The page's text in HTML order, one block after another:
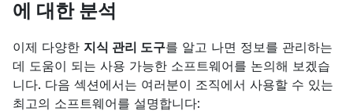
에 대한 분석
이제 다양한 지식 관리 도구를 알고 나면 정보를 관리하는
데 도움이 되는 사용 가능한 소프트웨어를 논의해 보겠습
니다. 다음 섹션에서는 여러분이 조직에서 사용할 수 있는
최고의 소프트웨어를 설명합니다: